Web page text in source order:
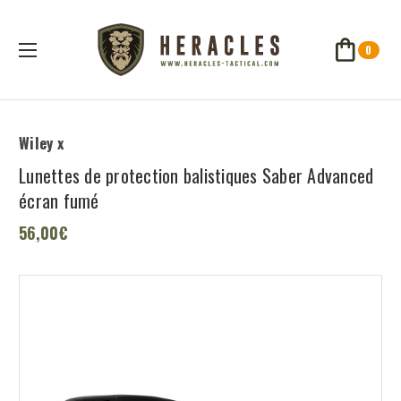
0
Wiley x
Lunettes de protection balistiques Saber Advanced
écran fumé
56,00€